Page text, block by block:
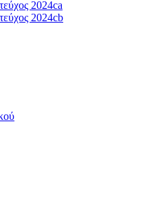
2024ca
2024cb